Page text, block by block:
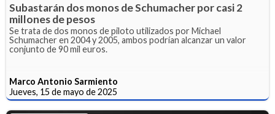
Subastarán dos monos de Schumacher por casi 2
millones de pesos
Se trata de dos monos de piloto utilizados por Michael
Schumacher en 2004 y 2005, ambos podrían alcanzar un valor
conjunto de 90 mil euros.
Marco Antonio Sarmiento
Jueves, 15 de mayo de 2025